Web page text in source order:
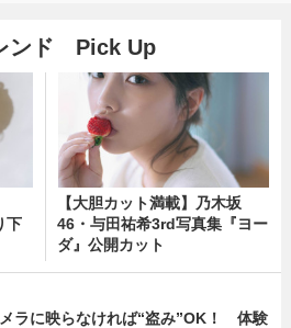
ンド Pick Up
下
【大胆カット満載】乃木坂
46・与田祐希3rd写真集『ヨー
ダ』公開カット
ラに映らなければ“盗み”OK！ 体験